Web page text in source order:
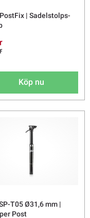
| Sadelstolps-
Köp nu
T05 Ø31,6 mm |
Post